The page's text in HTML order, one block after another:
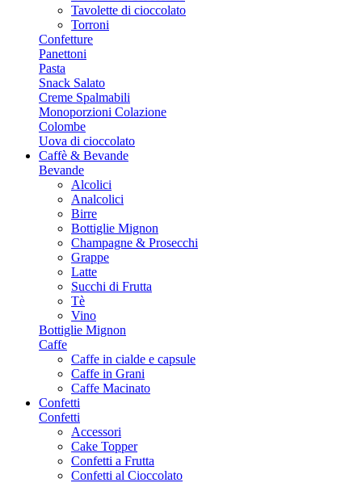
Tavolette di cioccolato
Torroni
Confetture
Panettoni
Pasta
Snack Salato
Creme Spalmabili
Monoporzioni Colazione
Colombe
Uova di cioccolato
Caffè & Bevande
Bevande
Alcolici
Analcolici
Birre
Bottiglie Mignon
Champagne & Prosecchi
Grappe
Latte
Succhi di Frutta
Tè
Vino
Bottiglie Mignon
Caffe
Caffe in cialde e capsule
Caffe in Grani
Caffe Macinato
Confetti
Confetti
Accessori
Cake Topper
Confetti a Frutta
Confetti al Cioccolato